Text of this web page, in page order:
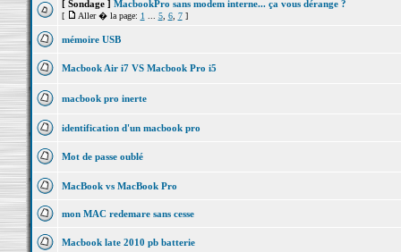
[ Sondage ] MacbookPro sans modem interne... ça vous dérange ?
[ Aller � la page: 1 5, 6, 7]
mémoire USB
Macbook Air i7 VS Macbook Pro i5
macbook pro inerte
identification d'un macbook pro
Mot de passe oublé
MacBook vs MacBook Pro
mon MAC redemare sans cesse
Macbook late 2010 pb batterie